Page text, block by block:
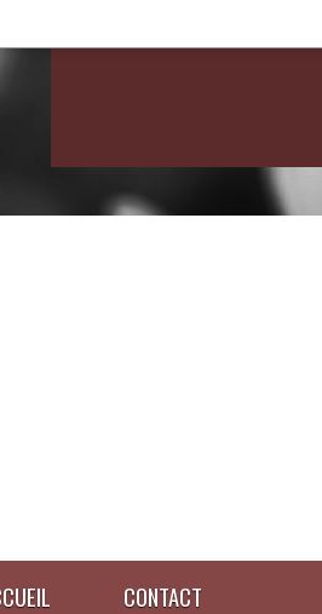
CONTACT